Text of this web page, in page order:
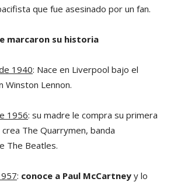
que fue asesinado por un fan.
marcaron su historia
1940: Nace en Liverpool bajo el
Winston Lennon.
1956: su madre le compra su primera
crea The Quarrymen, banda
The Beatles.
: conoce a Paul McCartney y lo